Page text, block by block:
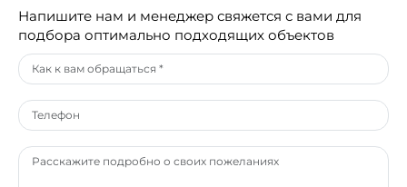
Напишите нам и менеджер свяжется с вами для
подбора оптимально подходящих объектов